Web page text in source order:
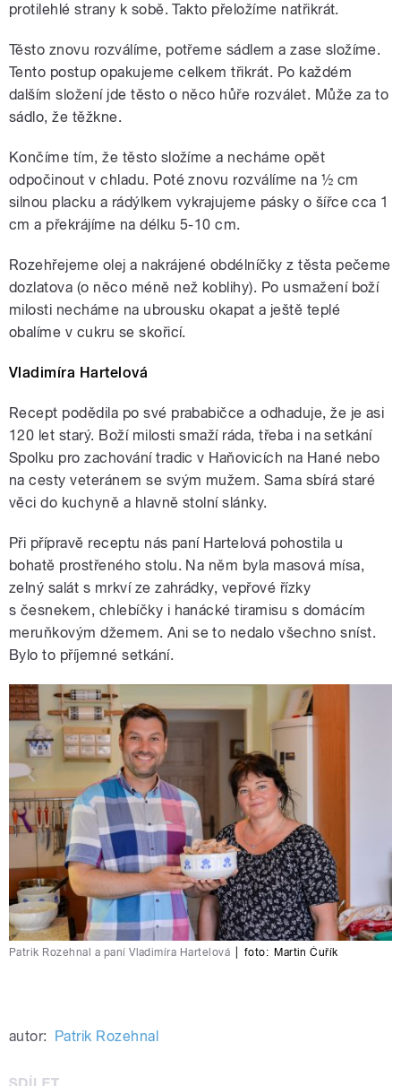
protilehlé strany k sobě. Takto přeložíme natřikrát.
Těsto znovu rozválíme, potřeme sádlem a zase složíme.
Tento postup opakujeme celkem třikrát. Po každém
dalším složení jde těsto o něco hůře rozválet. Může za to
sádlo, že těžkne.
Končíme tím, že těsto složíme a necháme opět
odpočinout v chladu. Poté znovu rozválíme na ½ cm
silnou placku a rádýlkem vykrajujeme pásky o šířce cca 1
cm a překrájíme na délku 5-10 cm.
Rozehřejeme olej a nakrájené obdélníčky z těsta pečeme
dozlatova (o něco méně než koblihy). Po usmažení boží
milosti necháme na ubrousku okapat a ještě teplé
obalíme v cukru se skořicí.
Vladimíra Hartelová
Recept podědila po své prababičce a odhaduje, že je asi
120 let starý. Boží milosti smaží ráda, třeba i na setkání
Spolku pro zachování tradic v Haňovicích na Hané nebo
na cesty veteránem se svým mužem. Sama sbírá staré
věci do kuchyně a hlavně stolní slánky.
Při přípravě receptu nás paní Hartelová pohostila u
bohatě prostřeného stolu. Na něm byla masová mísa,
zelný salát s mrkví ze zahrádky, vepřové řízky
s česnekem, chlebíčky i hanácké tiramisu s domácím
meruňkovým džemem. Ani se to nedalo všechno sníst.
Bylo to příjemné setkání.
Patrik Rozehnal a paní Vladimíra Hartelová foto: Martin Čuřík
autor: Patrik Rozehnal